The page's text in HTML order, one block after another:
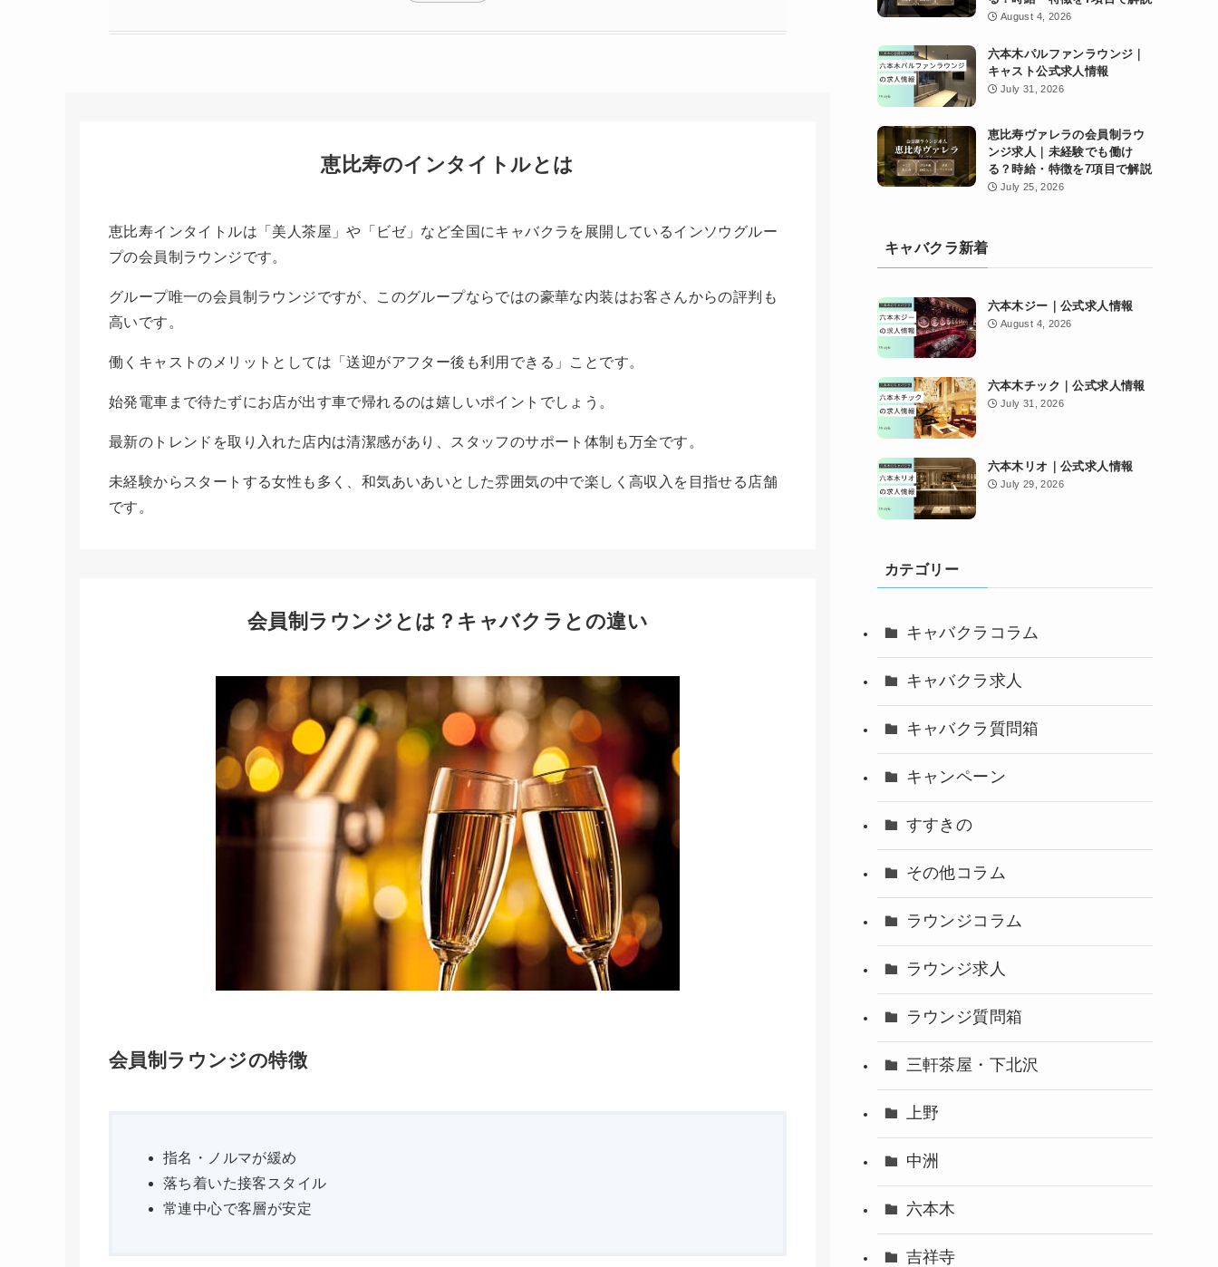
恵比寿のインタイトルとは
恵比寿インタイトルは「美人茶屋」や「ビゼ」など全国にキャバクラを展開しているインソウグルー
プの会員制ラウンジです。
グループ唯一の会員制ラウンジですが、このグループならではの豪華な内装はお客さんからの評判も
高いです。
働くキャストのメリットとしては「送迎がアフター後も利用できる」ことです。
始発電車まで待たずにお店が出す車で帰れるのは嬉しいポイントでしょう。
最新のトレンドを取り入れた店内は清潔感があり、スタッフのサポート体制も万全です。
未経験からスタートする女性も多く、和気あいあいとした雰囲気の中で楽しく高収入を目指せる店舗
です。
会員制ラウンジとは？キャバクラとの違い
会員制ラウンジの特徴
指名・ノルマが緩め
落ち着いた接客スタイル
常連中心で客層が安定
August 4, 2026
六本木パルファンラウンジ｜
キャスト公式求人情報
July 31, 2026
恵比寿ヴァレラの会員制ラウ
ンジ求人｜未経験でも働け
る？時給・特徴を7項目で解説
July 25, 2026
キャバクラ新着
六本木ジー｜公式求人情報
August 4, 2026
六本木チック｜公式求人情報
July 31, 2026
六本木リオ｜公式求人情報
July 29, 2026
カテゴリー
キャバクラコラム
キャバクラ求人
キャバクラ質問箱
キャンペーン
すすきの
その他コラム
ラウンジコラム
ラウンジ求人
ラウンジ質問箱
三軒茶屋・下北沢
上野
中洲
六本木
吉祥寺